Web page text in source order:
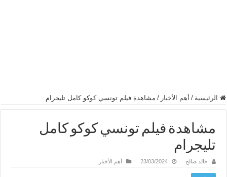
الرئيسية / أهم الأخبار / مشاهدة فيلم تونسي كوكو كامل تليجرام
مشاهدة فيلم تونسي كوكو كامل
تليجرام
خالد صالح 23/03/2024 أهم الأخبار